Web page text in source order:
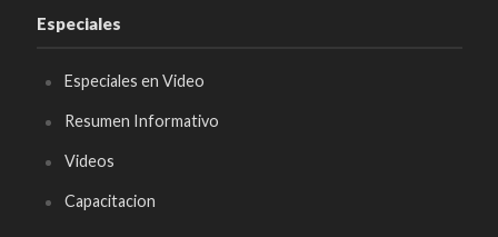
Especiales
Especiales en Video
Resumen Informativo
Videos
Capacitacion